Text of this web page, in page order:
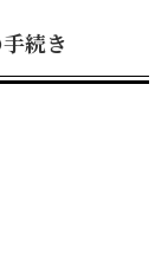
続き